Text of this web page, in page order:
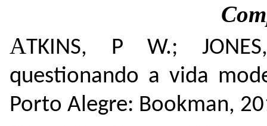
Com
ATKINS, P W.;
questionando a vida
Porto Alegre: Bookman,